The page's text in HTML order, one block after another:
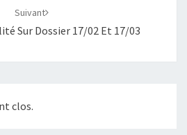
Suivant
Sur Dossier 17/02 Et 17/03
clos.